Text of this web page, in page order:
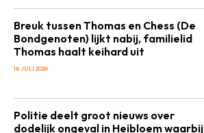
Breuk tussen Thomas en Chess (De
Bondgenoten) lijkt nabij, familielid
Thomas haalt keihard uit
16 JULI 2026
Politie deelt groot nieuws over
dodelijk ongeval in Heibloem waarbij